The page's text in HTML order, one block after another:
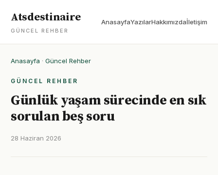
Atsdestinaire
GÜNCEL REHBER
AnasayfaYazılarHakkımızdaİletişim
Anasayfa · Güncel Rehber
GÜNCEL REHBER
Günlük yaşam sürecinde en sık
sorulan beş soru
28 Haziran 2026